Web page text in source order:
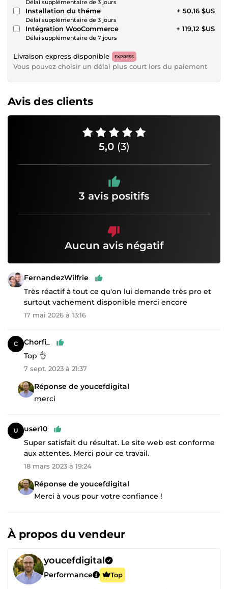
Délai supplémentaire de 3 jours
Installation du théme
Délai supplémentaire de 3 jours
+ 50,16 $US
Intégration WooCommerce
Délai supplémentaire de 7 jours
+ 119,12 $US
Livraison express disponible EXPRESS
Vous pouvez choisir un délai plus court lors du paiement
Avis des clients
5,0 (3)
3 avis positifs
Aucun avis négatif
FernandezWilfrie
Très réactif à tout ce qu'on lui demande très pro et
surtout vachement disponible merci encore
17 mai 2026 à 13:16
Chorfi_
Top 👌
7 sept. 2023 à 21:37
Réponse de youcefdigital
merci
user10
Super satisfait du résultat. Le site web est conforme
aux attentes. Merci pour ce travail.
18 mars 2023 à 19:24
Réponse de youcefdigital
Merci à vous pour votre confiance !
À propos du vendeur
youcefdigital
Performance Top